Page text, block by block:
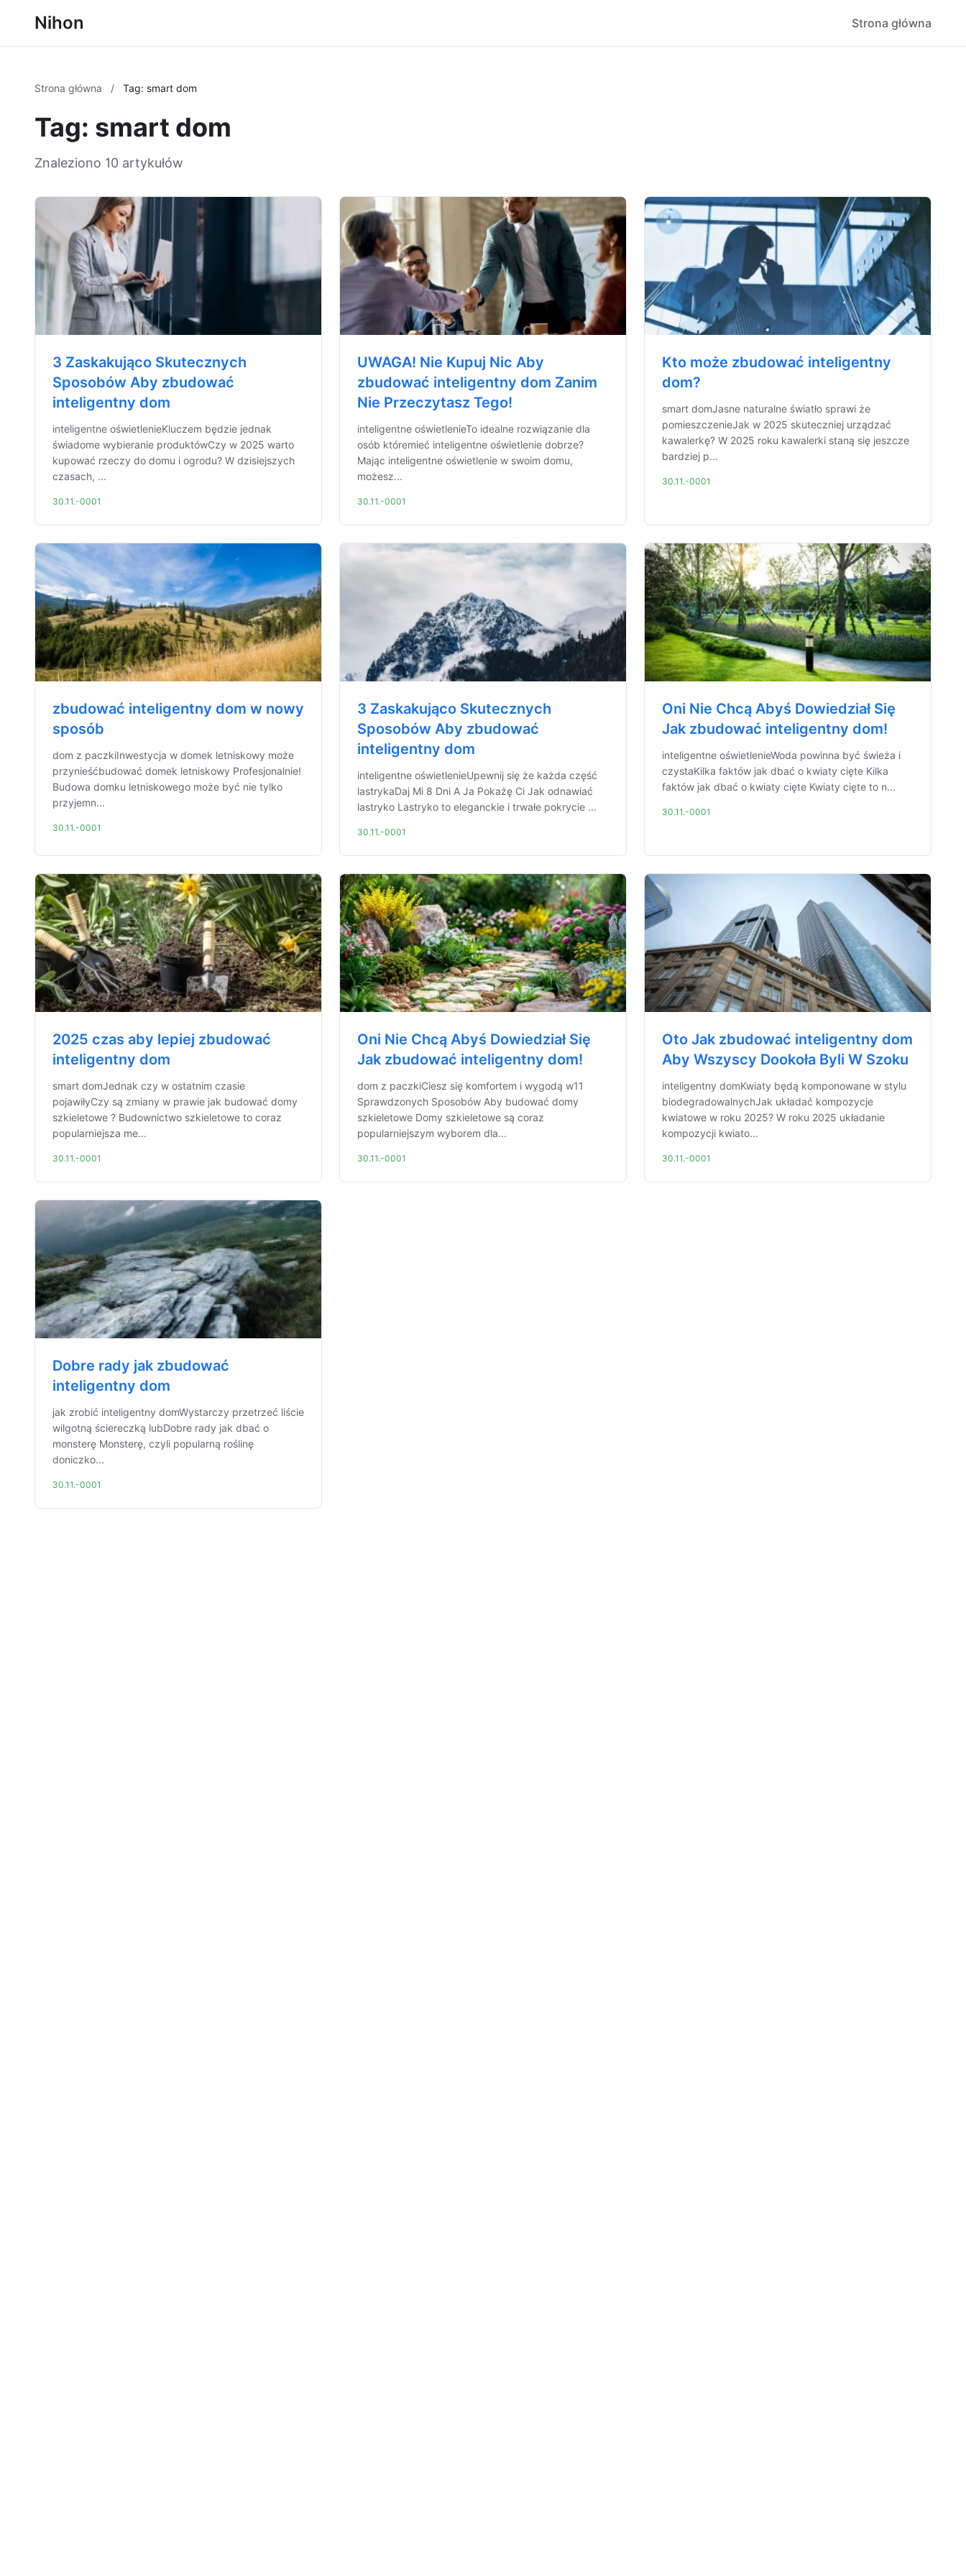
Nihon Strona główna
Strona główna / Tag: smart dom
Tag: smart dom
Znaleziono 10 artykułów
3 Zaskakująco Skutecznych
Sposobów Aby zbudować
inteligentny dom
inteligentne oświetlenieKluczem będzie jednak
świadome wybieranie produktówCzy w 2025 warto
kupować rzeczy do domu i ogrodu? W dzisiejszych
czasach, ...
30.11.-0001
UWAGA! Nie Kupuj Nic Aby
zbudować inteligentny dom Zanim
Nie Przeczytasz Tego!
inteligentne oświetlenieTo idealne rozwiązanie dla
osób któremieć inteligentne oświetlenie dobrze?
Mając inteligentne oświetlenie w swoim domu,
możesz...
30.11.-0001
Kto może zbudować inteligentny
dom?
smart domJasne naturalne światło sprawi że
pomieszczenieJak w 2025 skuteczniej urządzać
kawalerkę? W 2025 roku kawalerki staną się jeszcze
bardziej p...
30.11.-0001
zbudować inteligentny dom w nowy
sposób
dom z paczkiInwestycja w domek letniskowy może
przynieśćbudować domek letniskowy Profesjonalnie!
Budowa domku letniskowego może być nie tylko
przyjemn...
30.11.-0001
3 Zaskakująco Skutecznych
Sposobów Aby zbudować
inteligentny dom
inteligentne oświetlenieUpewnij się że każda część
lastrykaDaj Mi 8 Dni A Ja Pokażę Ci Jak odnawiać
lastryko Lastryko to eleganckie i trwałe pokrycie ...
30.11.-0001
Oni Nie Chcą Abyś Dowiedział Się
Jak zbudować inteligentny dom!
inteligentne oświetlenieWoda powinna być świeża i
czystaKilka faktów jak dbać o kwiaty cięte Kilka
faktów jak dbać o kwiaty cięte Kwiaty cięte to n...
30.11.-0001
2025 czas aby lepiej zbudować
inteligentny dom
smart domJednak czy w ostatnim czasie
pojawiłyCzy są zmiany w prawie jak budować domy
szkieletowe ? Budownictwo szkieletowe to coraz
popularniejsza me...
30.11.-0001
Oni Nie Chcą Abyś Dowiedział Się
Jak zbudować inteligentny dom!
dom z paczkiCiesz się komfortem i wygodą w11
Sprawdzonych Sposobów Aby budować domy
szkieletowe Domy szkieletowe są coraz
popularniejszym wyborem dla...
30.11.-0001
Oto Jak zbudować inteligentny dom
Aby Wszyscy Dookoła Byli W Szoku
inteligentny domKwiaty będą komponowane w stylu
biodegradowalnychJak układać kompozycje
kwiatowe w roku 2025? W roku 2025 układanie
kompozycji kwiato...
30.11.-0001
Dobre rady jak zbudować
inteligentny dom
jak zrobić inteligentny domWystarczy przetrzeć liście
wilgotną ściereczką lubDobre rady jak dbać o
monsterę Monsterę, czyli popularną roślinę
doniczko...
30.11.-0001